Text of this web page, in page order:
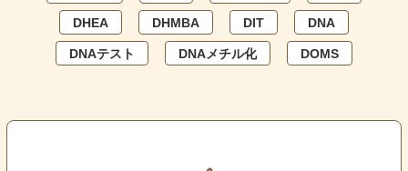
DHEA DHMBA DIT DNA
DNAテスト DNAメチル化 DOMS